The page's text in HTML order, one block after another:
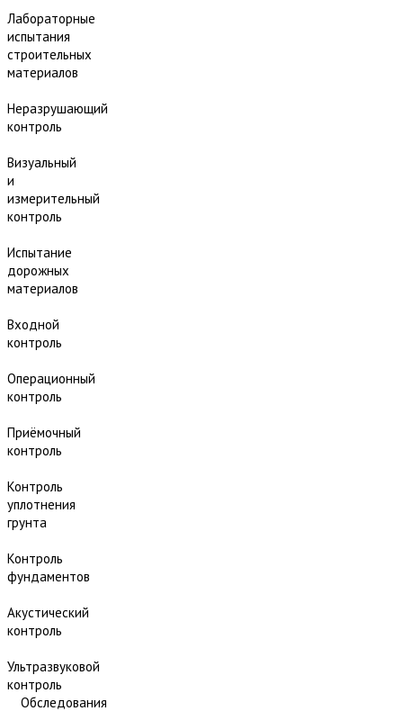
Лабораторные
испытания
строительных
материалов
Неразрушающий
контроль
Визуальный
и
измерительный
контроль
Испытание
дорожных
материалов
Входной
контроль
Операционный
контроль
Приёмочный
контроль
Контроль
уплотнения
грунта
Контроль
фундаментов
Акустический
контроль
Ультразвуковой
контроль
Обследования